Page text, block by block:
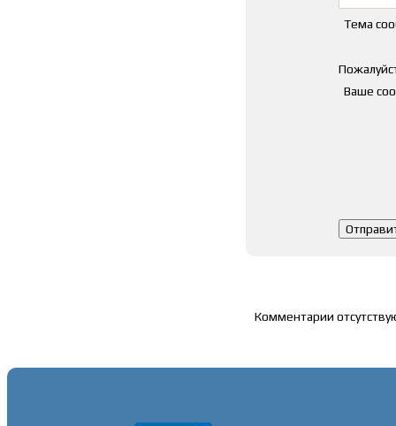
Тема
Ваше
Комментарии